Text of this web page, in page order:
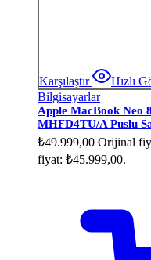
Karşılaştır
Hızlı
Bilgisayarlar
Apple MacBook Neo
MHFD4TU/A Puslu
₺49.999,00 Orijinal
fiyat: ₺45.999,00.